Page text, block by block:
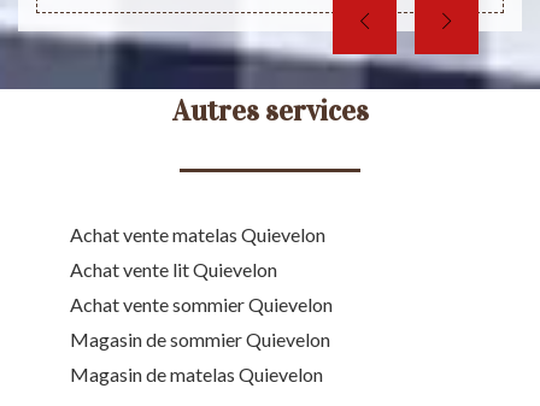
Autres services
Achat vente matelas Quievelon
Achat vente lit Quievelon
Achat vente sommier Quievelon
Magasin de sommier Quievelon
Magasin de matelas Quievelon